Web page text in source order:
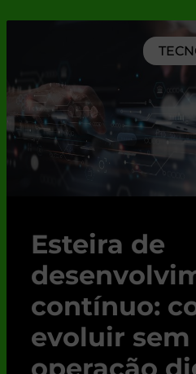
Esteira de
contínuo:
evoluir